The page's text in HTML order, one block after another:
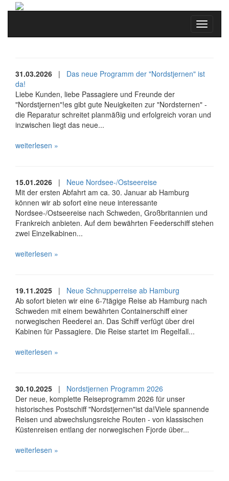
ein-/
31.03.2026 | Das neue Programm der "Nordstjernen" ist
da!
Liebe Kunden, liebe Passagiere und Freunde der
"Nordstjernen"!es gibt gute Neuigkeiten zur "Nordsternen" -
die Reparatur schreitet planmäßig und erfolgreich voran und
inzwischen liegt das neue...
weiterlesen »
15.01.2026 | Neue Nordsee-/Ostseereise
Mit der ersten Abfahrt am ca. 30. Januar ab Hamburg
können wir ab sofort eine neue interessante
Nordsee-/Ostseereise nach Schweden, Großbritannien und
Frankreich anbieten. Auf dem bewährten Feederschiff stehen
zwei Einzelkabinen...
weiterlesen »
19.11.2025 | Neue Schnupperreise ab Hamburg
Ab sofort bieten wir eine 6-7tägige Reise ab Hamburg nach
Schweden mit einem bewährten Containerschiff einer
norwegischen Reederei an. Das Schiff verfügt über drei
Kabinen für Passagiere. Die Reise startet im Regelfall...
weiterlesen »
30.10.2025 | Nordstjernen Programm 2026
Der neue, komplette Reiseprogramm 2026 für unser
historisches Postschiff "Nordstjernen"ist da!Viele spannende
Reisen und abwechslungsreiche Routen - von klassischen
Küstenreisen entlang der norwegischen Fjorde über...
weiterlesen »